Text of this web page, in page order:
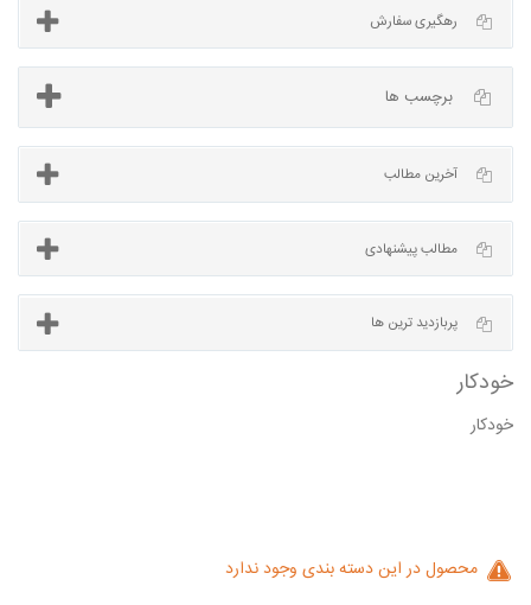
آخرین خبرها
برچسب ها
آخرین مطالب
مطالب پیشنهادی
خودكار
محصول در این دسته بندی وجود ندارد